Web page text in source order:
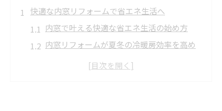
快適な内窓リフォームで省エネ生活へ
内窓で叶える快適な省エネ生活の始め方
内窓リフォームが夏冬の冷暖房効率を高め